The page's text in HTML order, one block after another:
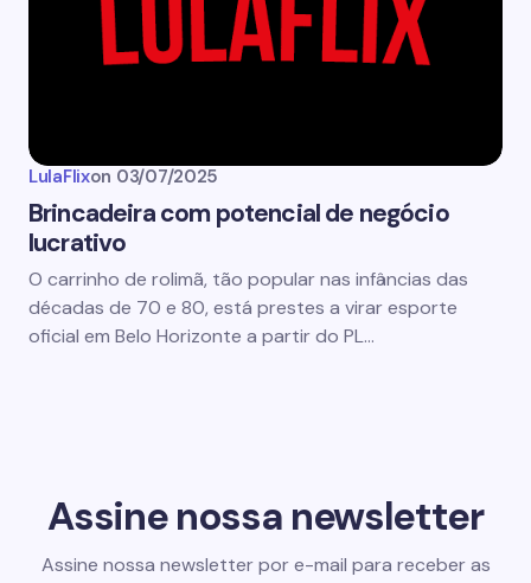
LulaFlixon 03/07/2025
Brincadeira com potencial de negócio
lucrativo
O carrinho de rolimã, tão popular nas infâncias das
décadas de 70 e 80, está prestes a virar esporte
oficial em Belo Horizonte a partir do PL…
Assine nossa newsletter
Assine nossa newsletter por e-mail para receber as